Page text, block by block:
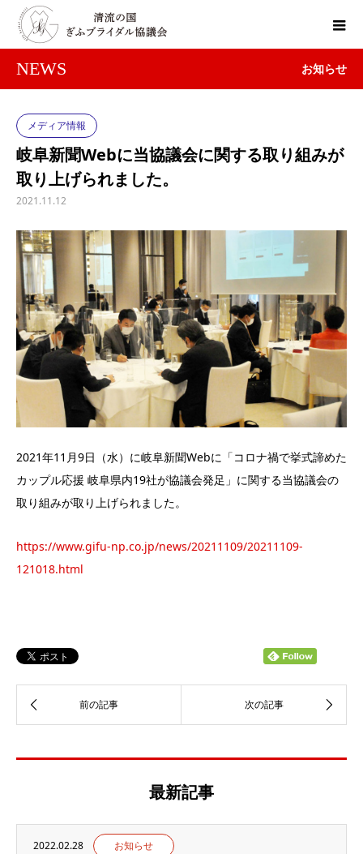
NEWS お知らせ
メディア情報
岐阜新聞Webに当協議会に関する取り組みが
取り上げられました。
2021.11.12
2021年11月9日（水）に岐阜新聞Webに「コロナ禍で挙式諦めた
カップル応援 岐阜県内19社が協議会発足」に関する当協議会の
取り組みが取り上げられました。
https://www.gifu-np.co.jp/news/20211109/20211109-
121018.html
最新記事
2022.02.28 お知らせ